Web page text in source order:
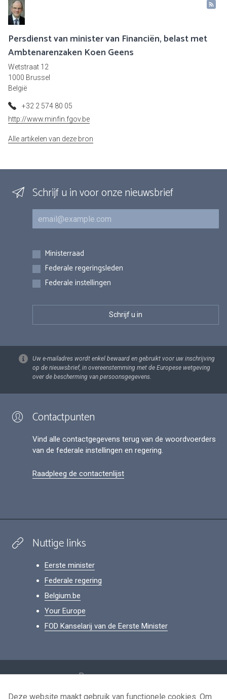
Persdienst van minister van Financiën, belast met
Ambtenarenzaken Koen Geens
Wetstraat 12
1000 Brussel
België
+32 2 574 80 05
http://www.minfin.fgov.be
Alle artikelen van deze bron
Schrijf u in voor onze nieuwsbrief
E-mail
Inschrijvingen
Ministerraad
Federale regeringsleden
Federale instellingen
Uw e-mailadres wordt enkel bewaard en gebruikt voor uw inschrijving
op de nieuwsbrief, in overeenstemming met de Europese wetgeving
over de bescherming van persoonsgegevens.
Contactpunten
Vind alle contactgegevens terug van de woordvoerders
van de federale instellingen en regering.
Raadpleeg de contactenlijst
Nuttige links
Eerste minister
Federale regering
Belgium.be
Your Europe
FOD Kanselarij van de Eerste Minister
Persoonsgegevens
Voorwaarden voor het hergebruik
Deze website maakt gebruik van functionele cookies. Om